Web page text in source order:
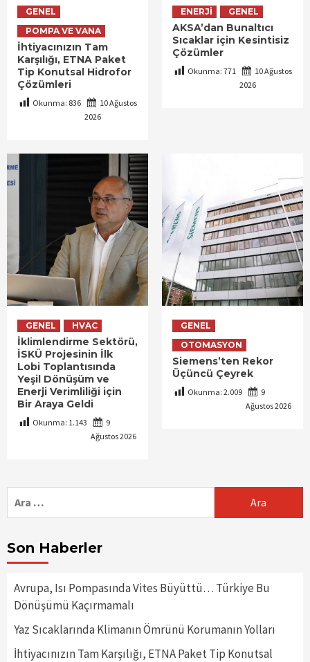
GENEL
POMPA VE VANA
İhtiyacınızın Tam
Karşılığı, ETNA Paket
Tip Konutsal Hidrofor
Çözümleri
Okunma: 836
10 Ağustos
2026
ENERJI GENEL
AKSA’dan Bunaltıcı
Sıcaklar için Kesintisiz
Çözümler
Okunma: 771
10 Ağustos
2026
GENEL HVAC
İklimlendirme Sektörü,
İSKÜ Projesinin İlk
Lobi Toplantısında
Yeşil Dönüşüm ve
Enerji Verimliliği için
Bir Araya Geldi
Okunma: 1.143
9
Ağustos 2026
GENEL
OTOMASYON
Siemens’ten Rekor
Üçüncü Çeyrek
Okunma: 2.009
9
Ağustos 2026
Son Haberler
Avrupa, Isı Pompasında Vites Büyüttü… Türkiye Bu
Dönüşümü Kaçırmamalı
Yaz Sıcaklarında Klimanın Ömrünü Korumanın Yolları
İhtiyacınızın Tam Karşılığı, ETNA Paket Tip Konutsal